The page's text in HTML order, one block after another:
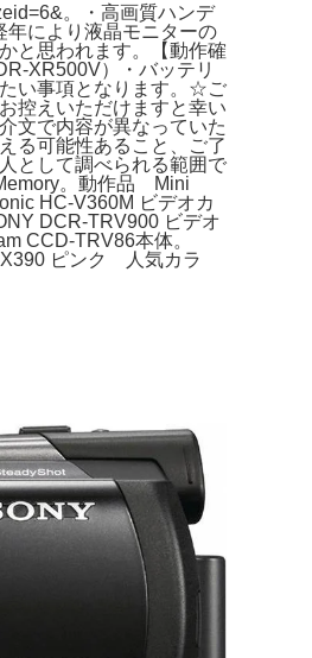
。・高画質ハンデ
年により液晶モニターの
と思われます。【動作確
XR500V）・バッテリ
い事項となります。☆ご
控えいただけますと幸い
文で内容が異なっていた
る可能性あること、ご了
として調べられる範囲で
。動作品 Mini
HC-V360M ビデオカ
DCR-TRV900 ビデオ
CCD-TRV86本体。
ピンク 人気カラ